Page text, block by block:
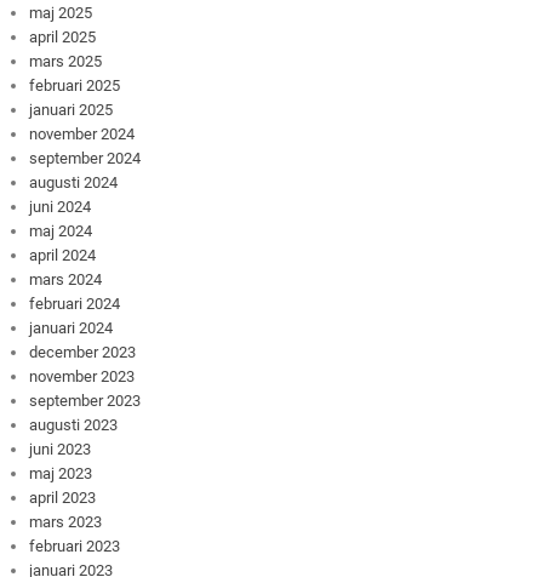
maj 2025
april 2025
mars 2025
februari 2025
januari 2025
november 2024
september 2024
augusti 2024
juni 2024
maj 2024
april 2024
mars 2024
februari 2024
januari 2024
december 2023
november 2023
september 2023
augusti 2023
juni 2023
maj 2023
april 2023
mars 2023
februari 2023
januari 2023